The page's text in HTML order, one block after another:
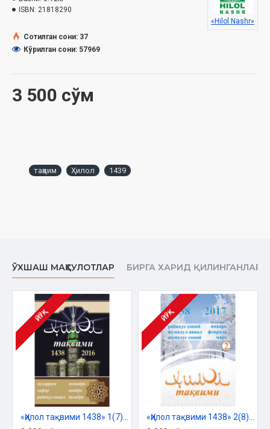
3 500 сўм
ISBN: 21818290
«Hilol Nashr»
Сотилган сони: 37
Кўрилган сони: 57969
тақвим Ҳилол 1439
ЎХШАШ МАҲСУЛОТЛАР БИРГА ХАРИД ҚИЛИНГАНЛАР
ЙЎҚ ЙЎҚ